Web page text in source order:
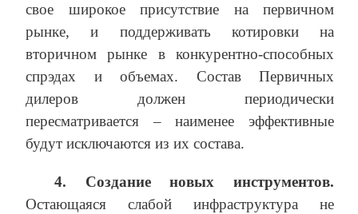
свое широкое присутствие на первичном
рынке, и поддерживать котировки на
вторичном рынке в конкурентно-способных
спрэдах и объемах. Состав Первичных
дилеров должен периодически
пересматривается – наименее эффективные
будут исключаются из их состава.
4. Создание новых инструментов.
Остающаяся слабой инфраструктура не